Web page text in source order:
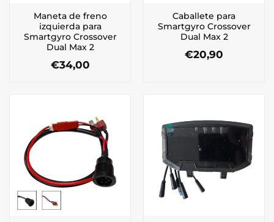
Maneta de freno
izquierda para
Smartgyro Crossover
Dual Max 2
€34,00
Caballete para
Smartgyro Crossover
Dual Max 2
€20,90